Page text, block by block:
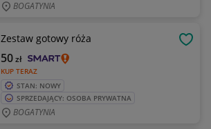
BOGATYNIA
Zestaw gotowy róża
KUP TERAZ
50zł
STAN: NOWY
SPRZEDAJĄCY: OSOBA PRYWATNA
BOGATYNIA